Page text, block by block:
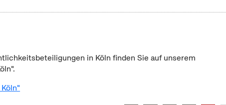
in Köln finden Sie auf unserem